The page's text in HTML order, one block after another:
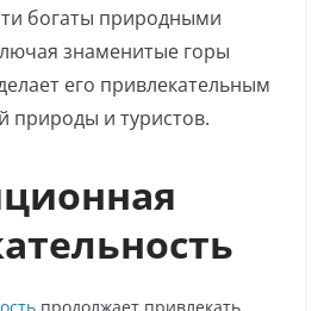
богаты природными
знаменитые горы
его привлекательным
природы и туристов.